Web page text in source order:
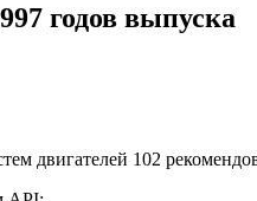
годов выпуска
двигателей 102